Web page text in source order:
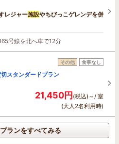
レジャー施設やちびっこゲレンデを併
号線を北へ車で12分
その他 食事なし
スタンダードプラン
21,450円(税込)～/ 室
(大人2名利用時)
ランをすべてみる